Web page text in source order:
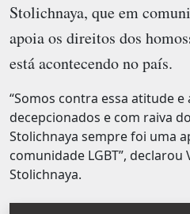
Stolichnaya, que em
apoia os direitos dos
está acontecendo no país.
“Somos contra essa atitude e
decepcionados e com raiva
Stolichnaya sempre foi uma
comunidade LGBT”, declarou
Stolichnaya.